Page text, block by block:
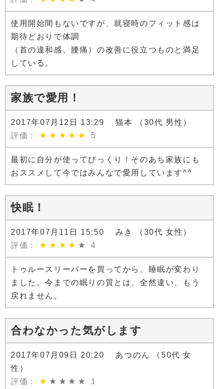
使用開始間もないですが、就寝時のフィット感は
期待どおりで体調
（首の違和感、腰痛）の改善に役立つものと満足
している。
家族で愛用！
2017年07月12日 13:29 猫本 （30代 男性）
評価：
5
最初に自分が使ってびっくり！そのあち家族にも
おススメして今ではみんなで愛用しています^^
快眠！
2017年07月11日 15:50 みき （30代 女性）
評価：
4
トゥルースリーパーを買ってから、睡眠が変わり
ました。今までの眠りの質とは、全然違い、もう
戻れません。
合わなかった気がします
2017年07月09日 20:20 あつのん （50代 女
性）
評価：
1